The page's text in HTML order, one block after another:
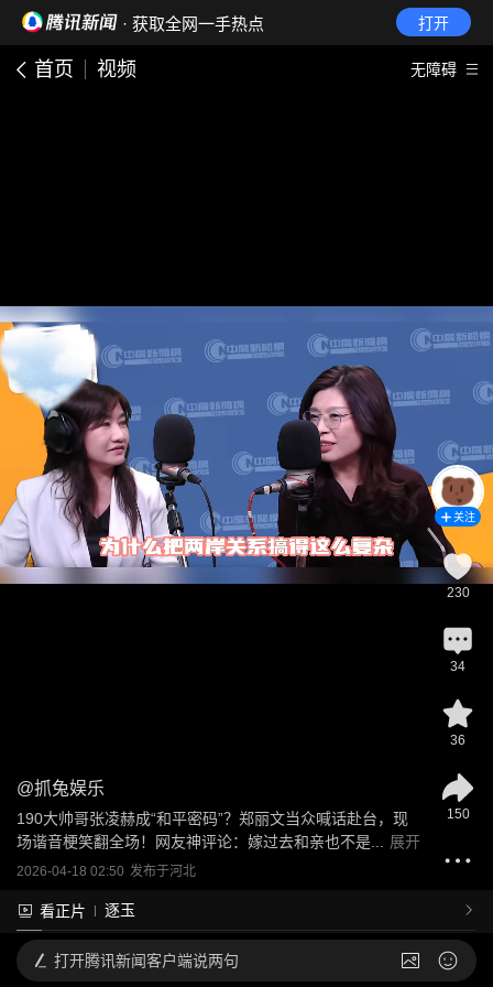
· 获取全网一手热点 打开
首页 视频 无障碍
@抓兔娱乐
190大帅哥张凌赫成“和平密码”？郑丽文当众喊话赴台，现
场谐音梗笑翻全场！网友神评论：嫁过去和亲也不是...
展开
2026-04-18 02:50 发布于河北
看正片 逐玉
关注
230
34
36
150
打开腾讯新闻客户端说两句